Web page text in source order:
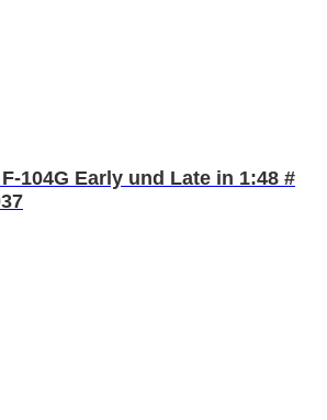
104G Early und Late in 1:48 #